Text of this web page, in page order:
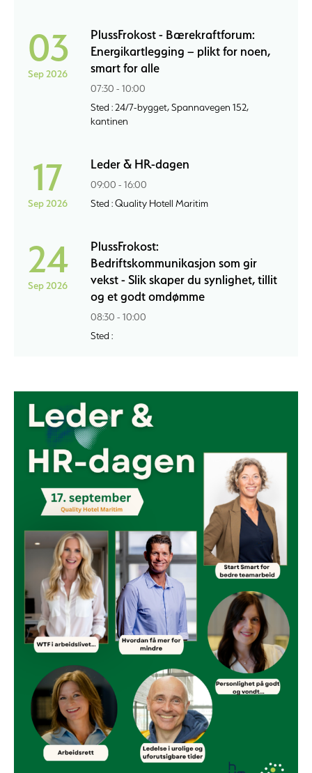
03
Sep 2026
PlussFrokost - Bærekraftforum:
Energikartlegging – plikt for noen,
smart for alle
07:30 - 10:00
Sted : 24/7-bygget, Spannavegen 152,
kantinen
17
Sep 2026
Leder & HR-dagen
09:00 - 16:00
Sted : Quality Hotell Maritim
24
Sep 2026
PlussFrokost:
Bedriftskommunikasjon som gir
vekst - Slik skaper du synlighet, tillit
og et godt omdømme
08:30 - 10:00
Sted :